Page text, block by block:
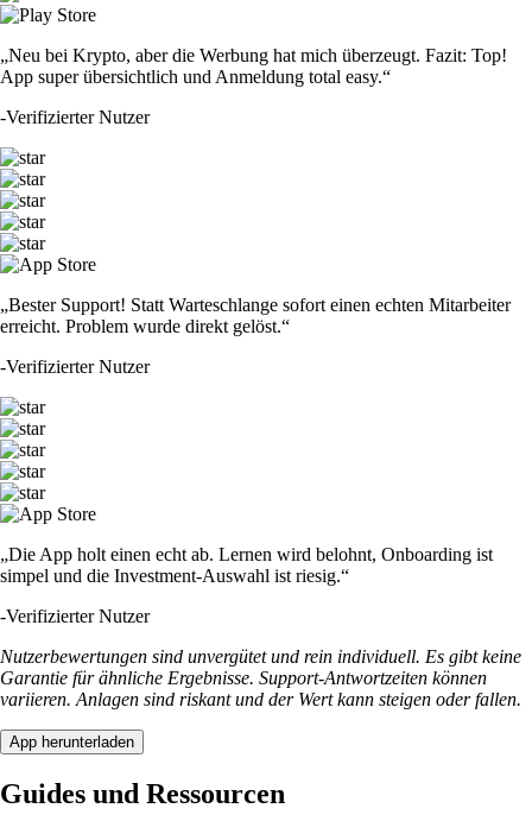
„Neu bei Krypto, aber die Werbung hat mich überzeugt. Fazit: Top!
App super übersichtlich und Anmeldung total easy.“
-Verifizierter Nutzer
„Bester Support! Statt Warteschlange sofort einen echten Mitarbeiter
erreicht. Problem wurde direkt gelöst.“
-Verifizierter Nutzer
„Die App holt einen echt ab. Lernen wird belohnt, Onboarding ist
simpel und die Investment-Auswahl ist riesig.“
-Verifizierter Nutzer
Nutzerbewertungen sind unvergütet und rein individuell. Es gibt keine
Garantie für ähnliche Ergebnisse. Support-Antwortzeiten können
variieren. Anlagen sind riskant und der Wert kann steigen oder fallen.
App herunterladen
Guides und Ressourcen